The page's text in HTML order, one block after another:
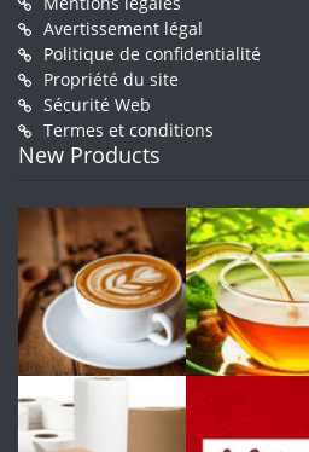
Avertissement légal
Politique de confidentialité
Propriété du site
Sécurité Web
Termes et conditions
New Products